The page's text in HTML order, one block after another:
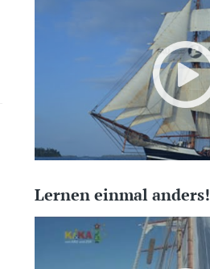
Lernen einmal anders!